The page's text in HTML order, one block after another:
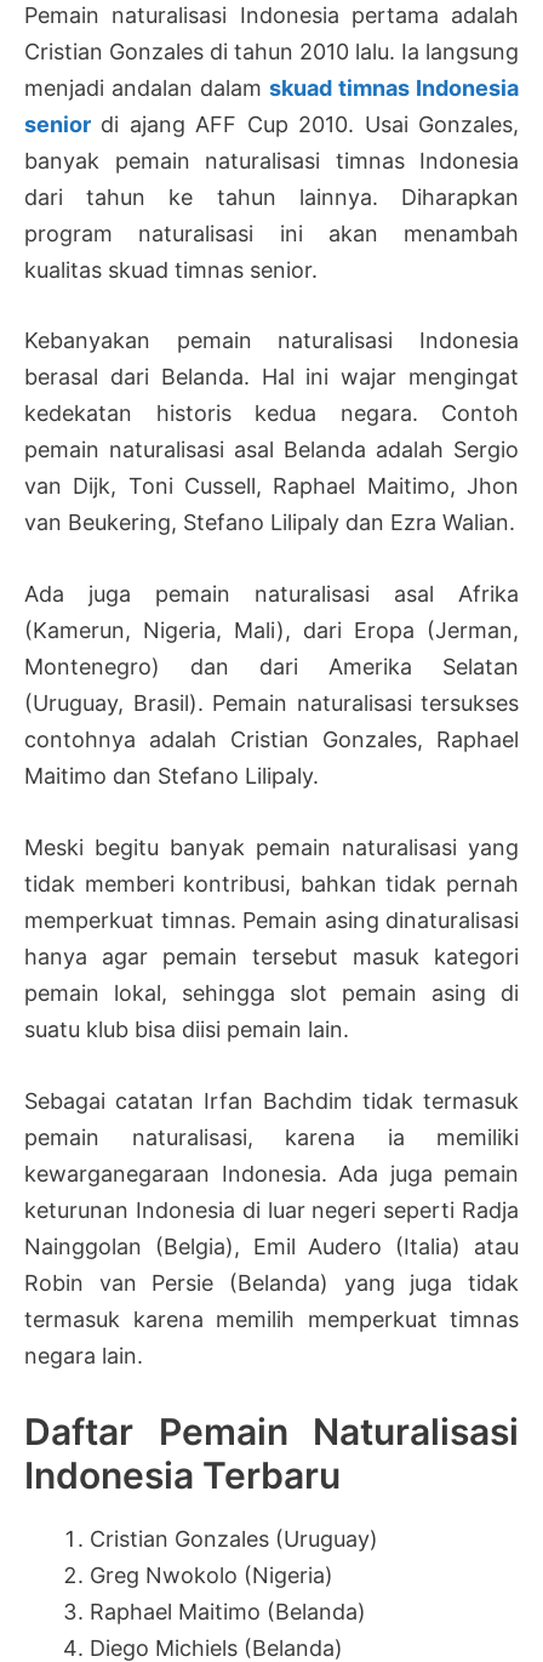
Pemain naturalisasi Indonesia pertama adalah
Cristian Gonzales di tahun 2010 lalu. Ia langsung
menjadi andalan dalam skuad timnas Indonesia
senior di ajang AFF Cup 2010. Usai Gonzales,
banyak pemain naturalisasi timnas Indonesia
dari tahun ke tahun lainnya. Diharapkan
program naturalisasi ini akan menambah
kualitas skuad timnas senior.
Kebanyakan pemain naturalisasi Indonesia
berasal dari Belanda. Hal ini wajar mengingat
kedekatan historis kedua negara. Contoh
pemain naturalisasi asal Belanda adalah Sergio
van Dijk, Toni Cussell, Raphael Maitimo, Jhon
van Beukering, Stefano Lilipaly dan Ezra Walian.
Ada juga pemain naturalisasi asal Afrika
(Kamerun, Nigeria, Mali), dari Eropa (Jerman,
Montenegro) dan dari Amerika Selatan
(Uruguay, Brasil). Pemain naturalisasi tersukses
contohnya adalah Cristian Gonzales, Raphael
Maitimo dan Stefano Lilipaly.
Meski begitu banyak pemain naturalisasi yang
tidak memberi kontribusi, bahkan tidak pernah
memperkuat timnas. Pemain asing dinaturalisasi
hanya agar pemain tersebut masuk kategori
pemain lokal, sehingga slot pemain asing di
suatu klub bisa diisi pemain lain.
Sebagai catatan Irfan Bachdim tidak termasuk
pemain naturalisasi, karena ia memiliki
kewarganegaraan Indonesia. Ada juga pemain
keturunan Indonesia di luar negeri seperti Radja
Nainggolan (Belgia), Emil Audero (Italia) atau
Robin van Persie (Belanda) yang juga tidak
termasuk karena memilih memperkuat timnas
negara lain.
Daftar Pemain Naturalisasi
Indonesia Terbaru
Cristian Gonzales (Uruguay)
Greg Nwokolo (Nigeria)
Raphael Maitimo (Belanda)
Diego Michiels (Belanda)